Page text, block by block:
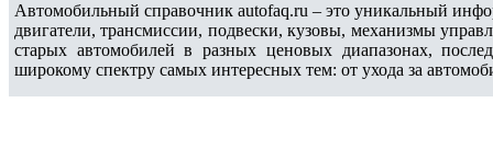
Автомобильный справочник autofaq.ru – это уникальный
двигатели, трансмиссии, подвески, кузовы, механизмы
старых автомобилей в разных ценовых диапазонах,
широкому спектру самых интересных тем: от ухода за